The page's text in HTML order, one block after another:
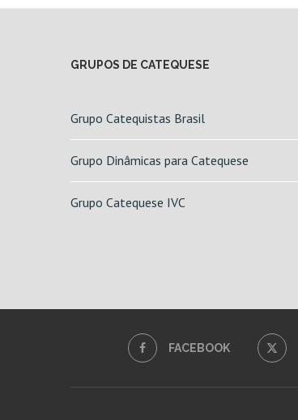
GRUPOS DE CATEQUESE
Grupo Catequistas Brasil
Grupo Dinâmicas para Catequese
Grupo Catequese IVC
FACEBOOK